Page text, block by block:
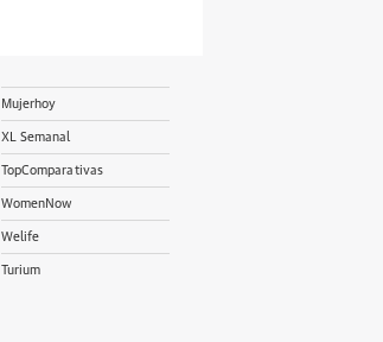
Mujerhoy
XL Semanal
TopComparativas
WomenNow
Welife
Turium